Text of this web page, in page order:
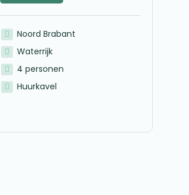
Noord Brabant
Waterrijk
4 personen
Huurkavel